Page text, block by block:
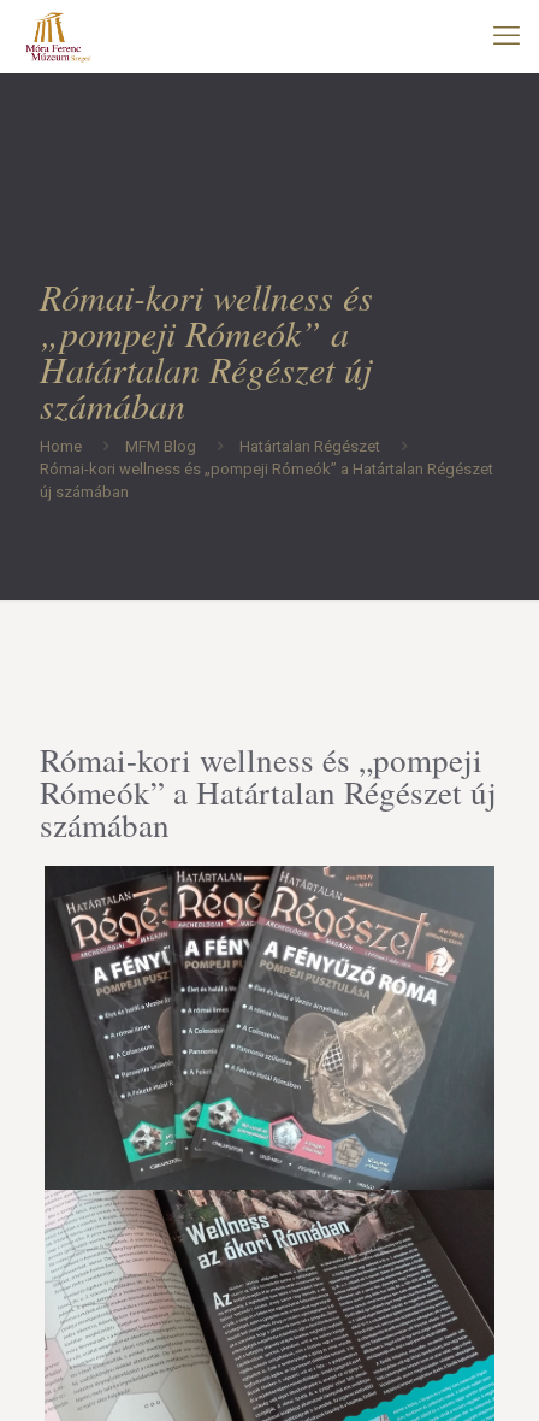
Római-kori wellness és
„pompeji Rómeók” a
Határtalan Régészet új
számában
Home MFM Blog
Határtalan Régészet
Római-kori wellness és „pompeji Rómeók” a Határtalan Régészet
új számában
Római-kori wellness és „pompeji
Rómeók” a Határtalan Régészet új
számában